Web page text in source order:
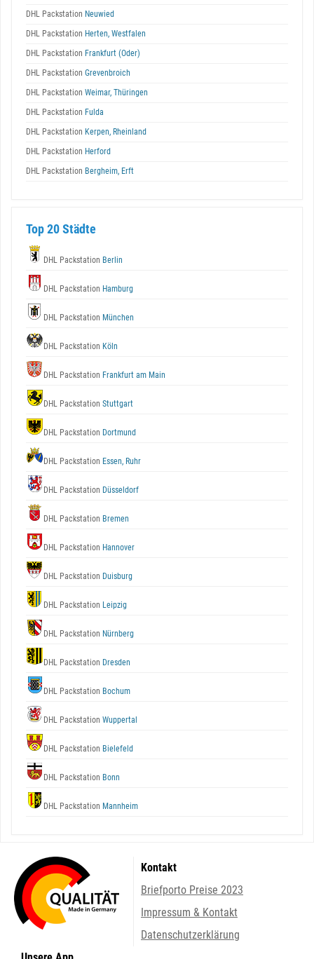
DHL Packstation Neuwied
DHL Packstation Herten, Westfalen
DHL Packstation Frankfurt (Oder)
DHL Packstation Grevenbroich
DHL Packstation Weimar, Thüringen
DHL Packstation Fulda
DHL Packstation Kerpen, Rheinland
DHL Packstation Herford
DHL Packstation Bergheim, Erft
Top 20 Städte
DHL Packstation Berlin
DHL Packstation Hamburg
DHL Packstation München
DHL Packstation Köln
DHL Packstation Frankfurt am Main
DHL Packstation Stuttgart
DHL Packstation Dortmund
DHL Packstation Essen, Ruhr
DHL Packstation Düsseldorf
DHL Packstation Bremen
DHL Packstation Hannover
DHL Packstation Duisburg
DHL Packstation Leipzig
DHL Packstation Nürnberg
DHL Packstation Dresden
DHL Packstation Bochum
DHL Packstation Wuppertal
DHL Packstation Bielefeld
DHL Packstation Bonn
DHL Packstation Mannheim
Kontakt
Briefporto Preise 2023
Impressum & Kontakt
Datenschutzerklärung